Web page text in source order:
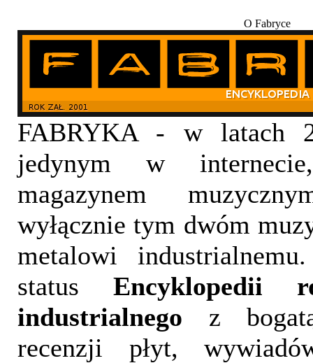
O Fabryce
FABRYKA - w latach
jedynym w
magazynem
wyłącznie tym dwóm
metalowi
status Encyklopedii
industrialnego z
recenzji płyt,